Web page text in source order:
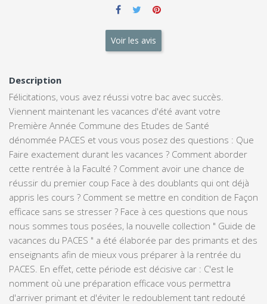
Voir les avis
Description
Félicitations, vous avez réussi votre bac avec succès.
Viennent maintenant les vacances d'été avant votre
Première Année Commune des Etudes de Santé
dénommée PACES et vous vous posez des questions : Que
Faire exactement durant les vacances ? Comment aborder
cette rentrée à la Faculté ? Comment avoir une chance de
réussir du premier coup Face à des doublants qui ont déjà
appris les cours ? Comment se mettre en condition de Façon
efficace sans se stresser ? Face à ces questions que nous
nous sommes tous posées, la nouvelle collection " Guide de
vacances du PACES " a été élaborée par des primants et des
enseignants afin de mieux vous préparer à la rentrée du
PACES. En effet, cette période est décisive car : C'est le
nomment où une préparation efficace vous permettra
d'arriver primant et d'éviter le redoublement tant redouté